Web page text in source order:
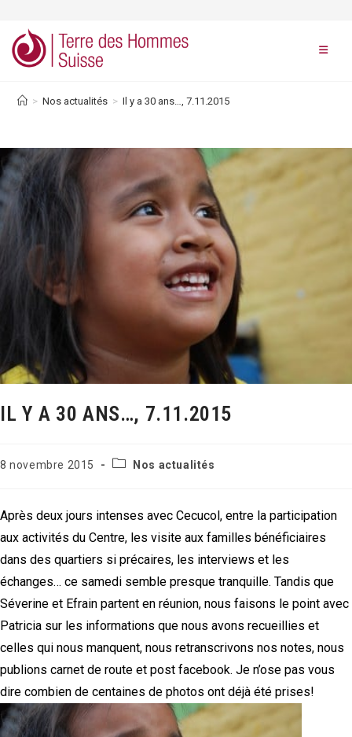
content
> Nos actualités > Il y a 30 ans…, 7.11.2015
IL Y A 30 ANS…, 7.11.2015
Publication
8 novembre 2015
PostNos actualités
Après deux jours intenses avec Cecucol, entre la participation
aux activités du Centre, les visite aux familles bénéficiaires
dans des quartiers si précaires, les interviews et les
échanges… ce samedi semble presque tranquille. Tandis que
Séverine et Efrain partent en réunion, nous faisons le point avec
Patricia sur les informations que nous avons recueillies et
celles qui nous manquent, nous retranscrivons nos notes, nous
publions carnet de route et post facebook. Je n’ose pas vous
dire combien de centaines de photos ont déjà été prises!